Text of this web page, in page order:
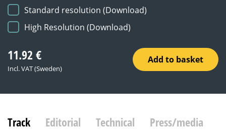
Standard resolution (Download)
High Resolution (Download)
11.92 €
Incl. VAT (Sweden)
Add to basket
Track
Editorial Technical Press/media